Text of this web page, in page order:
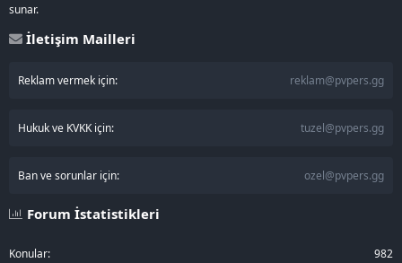
sunar.
İletişim Mailleri
Reklam vermek için: reklam@pvpers.gg
Hukuk ve KVKK için: tuzel@pvpers.gg
Ban ve sorunlar için: ozel@pvpers.gg
Forum İstatistikleri
Konular 982